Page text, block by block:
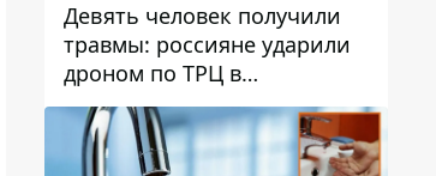
Девять человек получили
травмы: россияне ударили
дроном по ТРЦ в
Павлограде, будет ли
работать заведение в
дальнейшем